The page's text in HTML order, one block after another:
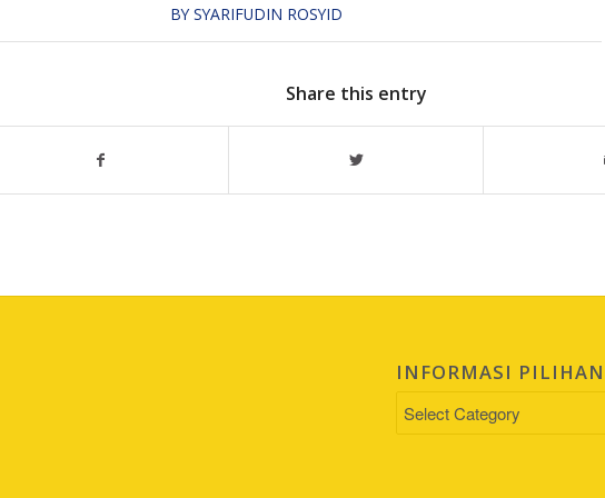
BYSYARIFUDIN ROSYID
Share this entry
INFORMASI PILIHAN
INFORMASI